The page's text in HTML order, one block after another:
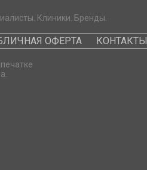
Клиники. Бренды.
ОФЕРТА КОНТАКТЫ